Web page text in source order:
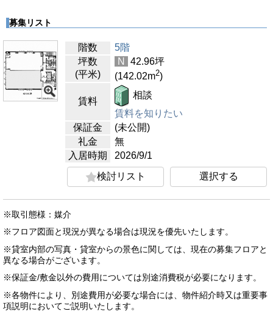
募集リスト
階数
5階
坪数
(平米)
N 42.96坪
(142.02m2)
賃料
相談
賃料を知りたい
保証金
(未公開)
礼金
無
入居時期
2026/9/1
検討リスト
選択する
※取引態様：媒介
※フロア図面と現況が異なる場合は現況を優先いたします。
※貸室内部の写真・貸室からの景色に関しては、現在の募集フロアと
異なる場合がございます。
※保証金/敷金以外の費用については別途消費税が必要になります。
※各物件により、別途費用が必要な場合には、物件紹介時又は重要事
項説明においてご説明いたします。